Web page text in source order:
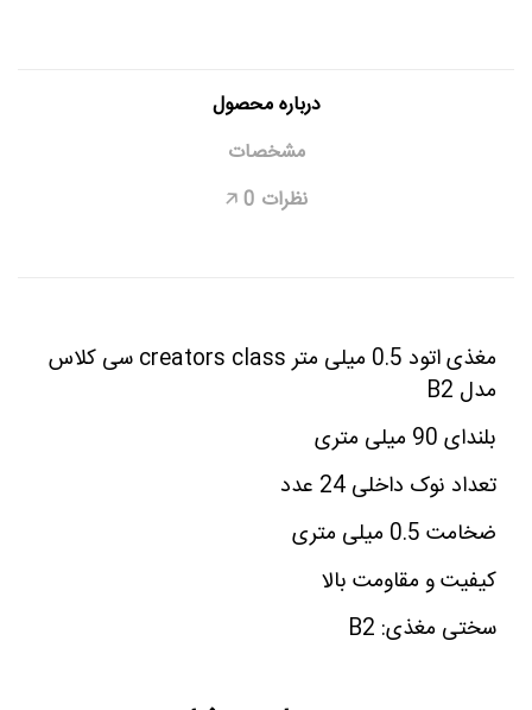
درباره محصول
مشخصات
نظرات 0
🡥
مغذی اتود 0.5 میلی متر creators class سی کلاس
مدل B2
بلندای 90 میلی متری
تعداد نوک داخلی 24 عدد
ضخامت 0.5 میلی متری
کیفیت و مقاومت بالا
سختی مغذی: B2